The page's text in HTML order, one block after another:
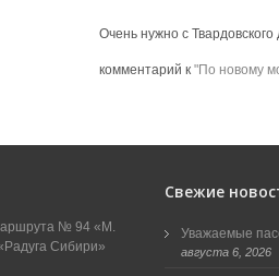
Очень нужно с
комментарий к "По новому
№ 94 «М.
Сибири»
Свежие
Уважаемые
августа 6, 2026